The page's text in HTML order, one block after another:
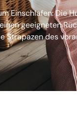
Einschlafen: Die
geeigneten
Strapazen des